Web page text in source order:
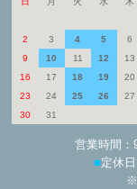
2
3 4 5 6
9
10 11 12 13
16
17 18 19 20
23
24 25 26 27
30
31
営業時間：
■定休
※